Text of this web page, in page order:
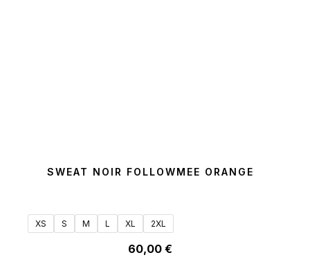
SWEAT NOIR FOLLOWMEE ORANGE
XS S M L XL 2XL
60,00€